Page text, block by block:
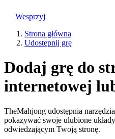
Wesprzyj
Strona główna
Udostępnij grę
Dodaj grę do
internetowej
TheMahjong udostępnia
pokazywać swoje ulubione
odwiedzającym Twoją stronę.